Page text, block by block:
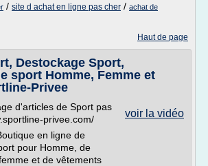
/ site d achat en ligne pas cher / achat de
Haut de page
Destockage Sport,
sport Homme, Femme et
Privee
voir la vidéo
d'articles de Sport pas
privee.com/
en ligne de
pour Homme, de
et de vêtements